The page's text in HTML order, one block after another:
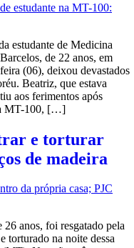
estudante de Medicina
de 22 anos, em
(06), deixou devastados
Beatriz, que estava
aos ferimentos após
MT-100, […]
e torturar
de madeira
anos, foi resgatado pela
torturado na noite dessa